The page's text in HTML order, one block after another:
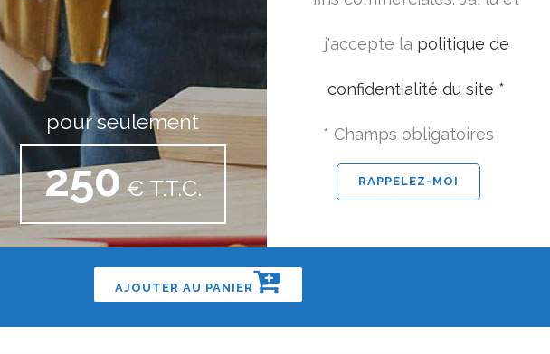
pour seulement
250 € T.T.C.
j'accepte la politique de
confidentialité du site *
* Champs obligatoires
AJOUTER AU PANIER